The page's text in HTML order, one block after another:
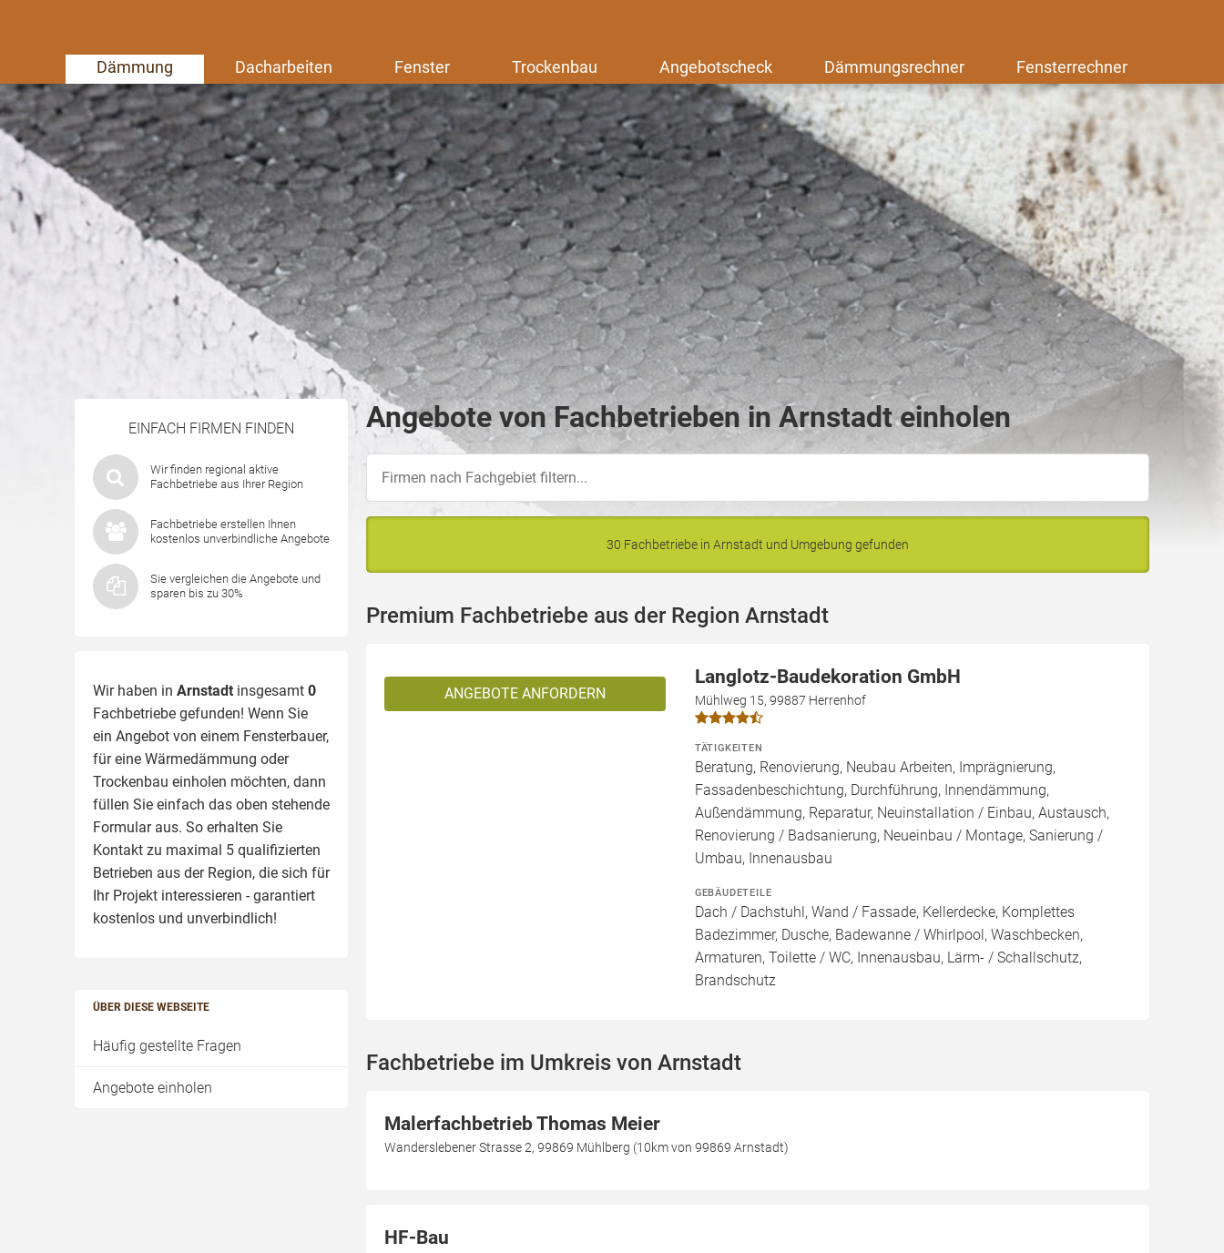
Dämmung Dacharbeiten Fenster Trockenbau Angebotscheck Dämmungsrechner Fensterrechner
EINFACH FIRMEN FINDEN
Wir finden regional aktive
Fachbetriebe aus Ihrer Region
Fachbetriebe erstellen Ihnen
kostenlos unverbindliche Angebote
Sie vergleichen die Angebote und
sparen bis zu 30%
Wir haben in Arnstadt insgesamt 0
Fachbetriebe gefunden! Wenn Sie
ein Angebot von einem Fensterbauer,
für eine Wärmedämmung oder
Trockenbau einholen möchten, dann
füllen Sie einfach das oben stehende
Formular aus. So erhalten Sie
Kontakt zu maximal 5 qualifizierten
Betrieben aus der Region, die sich für
Ihr Projekt interessieren - garantiert
kostenlos und unverbindlich!
ÜBER DIESE WEBSEITE
Häufig gestellte Fragen
Angebote einholen
Angebote von Fachbetrieben in Arnstadt einholen
30 Fachbetriebe in Arnstadt und Umgebung gefunden
Premium Fachbetriebe aus der Region Arnstadt
ANGEBOTE ANFORDERN
Langlotz-Baudekoration GmbH
Mühlweg 15, 99887 Herrenhof
TÄTIGKEITEN
Beratung, Renovierung, Neubau Arbeiten, Imprägnierung,
Fassadenbeschichtung, Durchführung, Innendämmung,
Außendämmung, Reparatur, Neuinstallation / Einbau, Austausch,
Renovierung / Badsanierung, Neueinbau / Montage, Sanierung /
Umbau, Innenausbau
GEBÄUDETEILE
Dach / Dachstuhl, Wand / Fassade, Kellerdecke, Komplettes
Badezimmer, Dusche, Badewanne / Whirlpool, Waschbecken,
Armaturen, Toilette / WC, Innenausbau, Lärm- / Schallschutz,
Brandschutz
Fachbetriebe im Umkreis von Arnstadt
Malerfachbetrieb Thomas Meier
Wanderslebener Strasse 2, 99869 Mühlberg (10km von 99869 Arnstadt)
HF-Bau